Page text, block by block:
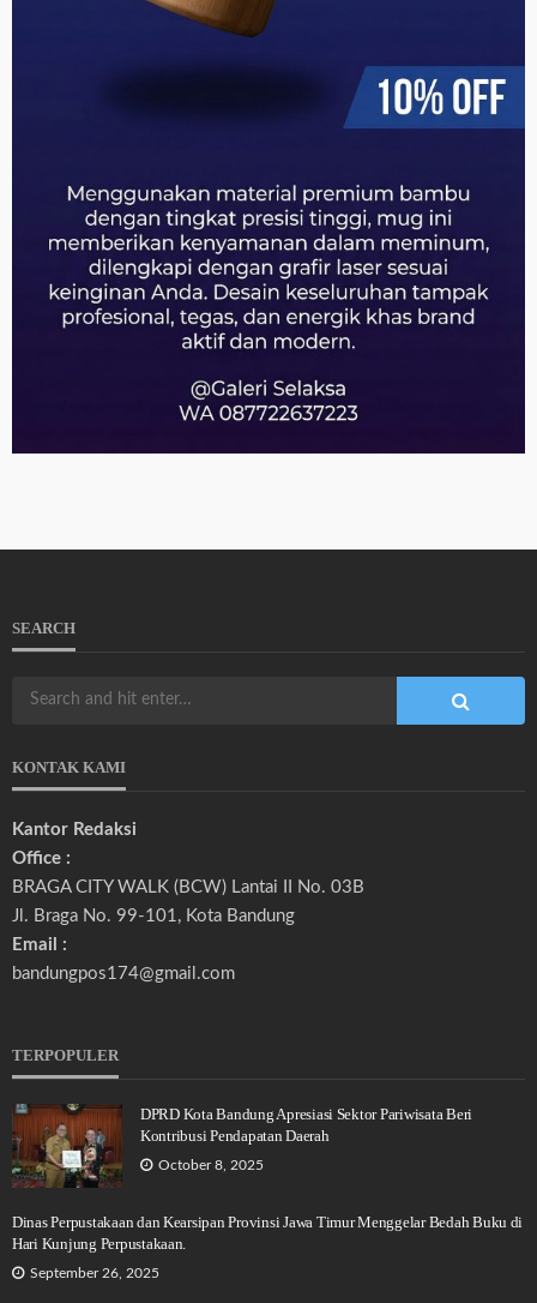
SEARCH
KONTAK KAMI
Kantor Redaksi
Office :
BRAGA CITY WALK (BCW) Lantai II No. 03B
Jl. Braga No. 99-101, Kota Bandung
Email :
bandungpos174@gmail.com
TERPOPULER
DPRD Kota Bandung Apresiasi Sektor Pariwisata Beri
Kontribusi Pendapatan Daerah
October 8, 2025
Dinas Perpustakaan dan Kearsipan Provinsi Jawa Timur Menggelar Bedah Buku di
Hari Kunjung Perpustakaan.
September 26, 2025